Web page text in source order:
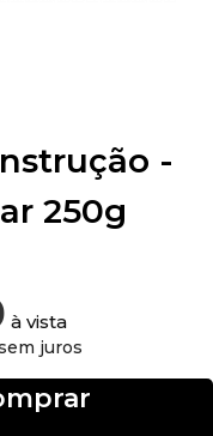
-
250g
à vista
juros